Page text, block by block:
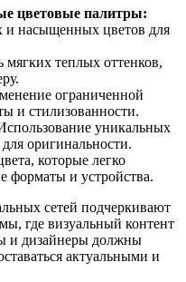
цветовые палитры:
и насыщенных цветов для
мягких теплых оттенков,
ограниченной
и стилизованности.
уникальных
оригинальности.
которые легко
форматы и устройства.
сетей подчеркивают
где визуальный контент
и дизайнеры должны
актуальными и